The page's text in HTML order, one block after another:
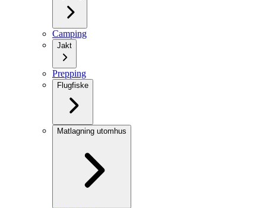
Camping
Jakt
Prepping
Flugfiske
Matlagning utomhus